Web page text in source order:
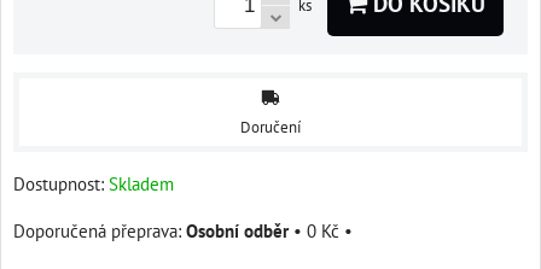
ks
Doručení
Dostupnost: Skladem
Osobní odběr • 0 Kč •